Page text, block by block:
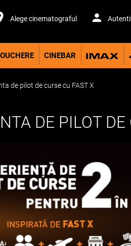
Alege cinematograful
CINEBAR
de pilot de curse cu FAST X
DE PILOT DE